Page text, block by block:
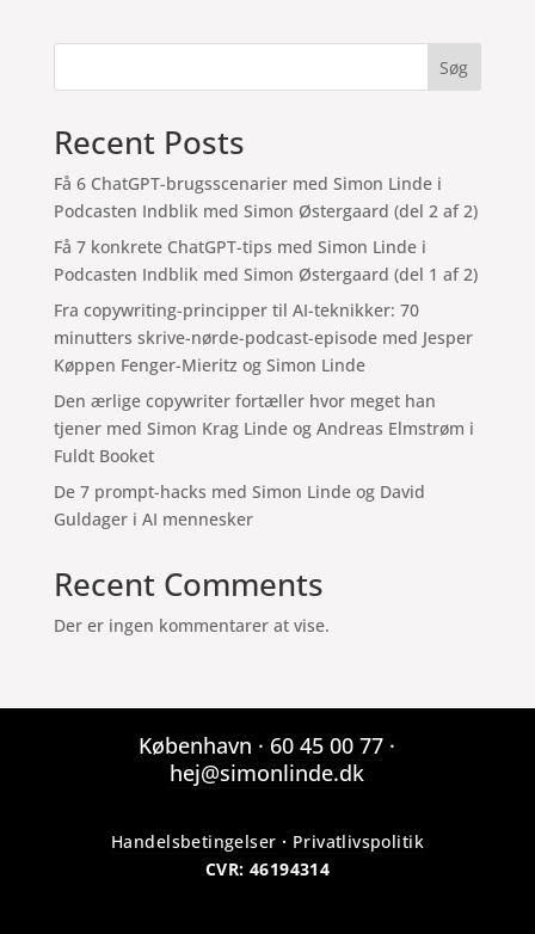
Søg
Recent Posts
Få 6 ChatGPT-brugsscenarier med Simon Linde i
Podcasten Indblik med Simon Østergaard (del 2 af 2)
Få 7 konkrete ChatGPT-tips med Simon Linde i
Podcasten Indblik med Simon Østergaard (del 1 af 2)
Fra copywriting-principper til AI-teknikker: 70
minutters skrive-nørde-podcast-episode med Jesper
Køppen Fenger-Mieritz og Simon Linde
Den ærlige copywriter fortæller hvor meget han
tjener med Simon Krag Linde og Andreas Elmstrøm i
Fuldt Booket
De 7 prompt-hacks med Simon Linde og David
Guldager i AI mennesker
Recent Comments
Der er ingen kommentarer at vise.
København · 60 45 00 77 ·
hej@simonlinde.dk
Handelsbetingelser · Privatlivspolitik
CVR: 46194314